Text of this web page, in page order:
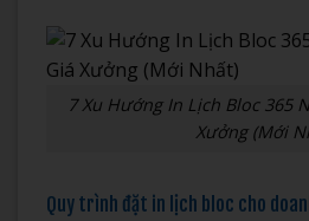
7 Xu Hướng In Lịch Bloc 365
Xưởng (Mới
Quy trình đặt in lịch bloc cho